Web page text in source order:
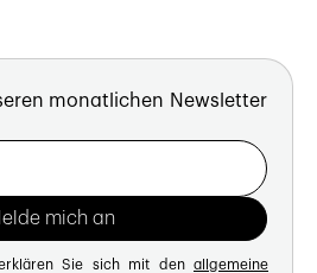
monatlichen Newsletter
Sie sich mit den allgemeine